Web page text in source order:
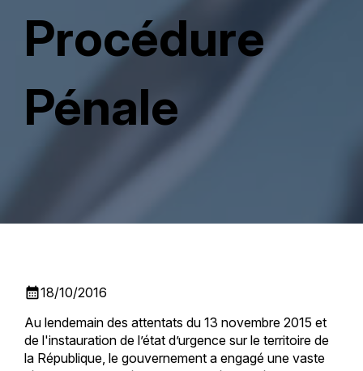
Procédure
Pénale
calendar_month18/10/2016
Au lendemain des attentats du 13 novembre 2015 et
de l'instauration de l’état d’urgence sur le territoire de
la République, le gouvernement a engagé une vaste